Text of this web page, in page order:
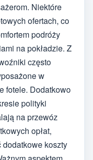
Niektóre
ofertach, co
podróży
na pokładzie. Z
często
w
fotele. Dodatkowo
polityki
na przewóz
opłat,
koszty